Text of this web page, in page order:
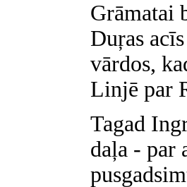
Grāmatai
Duŗas
vārdos,
Linjē par
Tagad
daļa - par